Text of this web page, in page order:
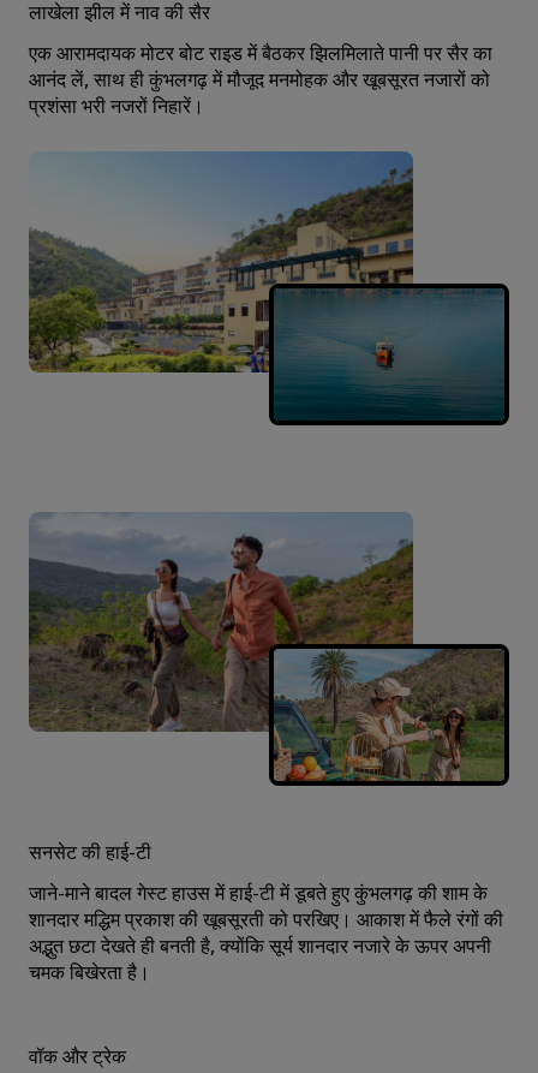
लाखेला झील में नाव की सैर
एक आरामदायक मोटर बोट राइड में बैठकर झिलमिलाते पानी पर सैर का
आनंद लें, साथ ही कुंभलगढ़ में मौजूद मनमोहक और खूबसूरत नजारों को
प्रशंसा भरी नजरों निहारें।
सनसेट की हाई-टी
जाने-माने बादल गेस्ट हाउस में हाई-टी में डूबते हुए कुंभलगढ़ की शाम के
शानदार मद्धिम प्रकाश की खूबसूरती को परखिए। आकाश में फैले रंगों की
अद्भुत छटा देखते ही बनती है, क्योंकि सूर्य शानदार नजारे के ऊपर अपनी
चमक बिखेरता है।
वॉक और ट्रेक